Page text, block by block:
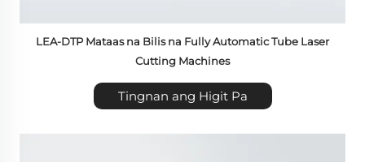
LEA-DTP Mataas na Bilis na Fully Automatic Tube Laser
Cutting Machines
Tingnan ang Higit Pa